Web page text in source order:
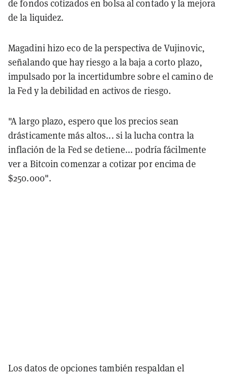
de fondos cotizados en bolsa al contado y la mejora
de la liquidez.
Magadini hizo eco de la perspectiva de Vujinovic,
señalando que hay riesgo a la baja a corto plazo,
impulsado por la incertidumbre sobre el camino de
la Fed y la debilidad en activos de riesgo.
"A largo plazo, espero que los precios sean
drásticamente más altos... si la lucha contra la
inflación de la Fed se detiene... podría fácilmente
ver a Bitcoin comenzar a cotizar por encima de
$250.000".
Los datos de opciones también respaldan el